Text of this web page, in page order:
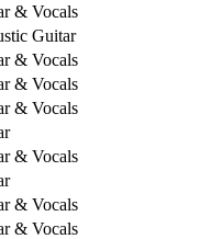
& Vocals
Guitar
& Vocals
& Vocals
& Vocals
& Vocals
& Vocals
& Vocals